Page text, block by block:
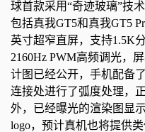
球首款采用“奇迹玻璃”技
包括真我GT5和真我GT5
英寸超窄直屏，支持1.5K
2160Hz PWM高频调光，
计图已经公开，手机配备
连接处进行了弧度处理，
外，已经曝光的渲染图显
logo，预计真机也将提供